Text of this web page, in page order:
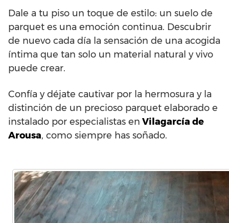
Dale a tu piso un toque de estilo: un suelo de
parquet es una emoción continua. Descubrir
de nuevo cada día la sensación de una acogida
íntima que tan solo un material natural y vivo
puede crear.
Confía y déjate cautivar por la hermosura y la
distinción de un precioso parquet elaborado e
instalado por especialistas en Vilagarcía de
Arousa, como siempre has soñado.